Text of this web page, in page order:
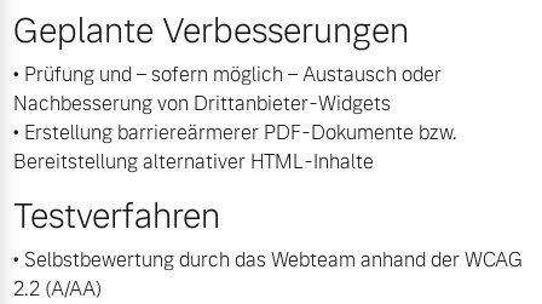
Geplante Verbesserungen
• Prüfung und – sofern möglich – Austausch oder
Nachbesserung von Drittanbieter-Widgets
• Erstellung barriereärmerer PDF-Dokumente bzw.
Bereitstellung alternativer HTML-Inhalte
Testverfahren
• Selbstbewertung durch das Webteam anhand der WCAG
2.2 (A/AA)